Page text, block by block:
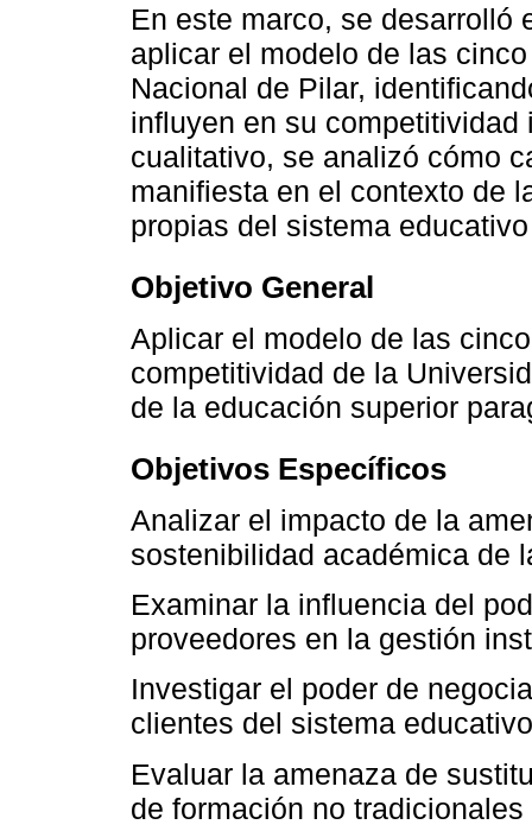
En este marco, se desarrolló
aplicar el modelo de las
Nacional de Pilar,
influyen en su
cualitativo, se analizó cómo
manifiesta en el contexto de
propias del sistema
Objetivo General
Aplicar el modelo de las
competitividad de la
de la educación superior
Objetivos Específicos
Analizar el impacto de la
sostenibilidad académica de
Examinar la influencia del
proveedores en la gestión
Investigar el poder de
clientes del sistema
Evaluar la amenaza de
de formación no